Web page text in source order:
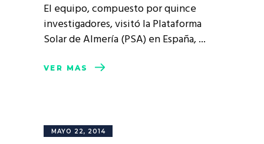
El equipo, compuesto por quince
investigadores, visitó la Plataforma
Solar de Almería (PSA) en España,
VER MÁS
MAYO 22, 2014